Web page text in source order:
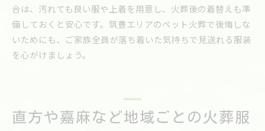
合は、汚れても良い服や上着を用意し、火葬後の着替えも準
備しておくと安心です。筑豊エリアのペット火葬で後悔しな
いためにも、ご家族全員が落ち着いた気持ちで見送れる服装
を心がけましょう。
直方や嘉麻など地域ごとの火葬服